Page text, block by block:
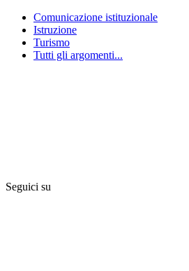
Comunicazione istituzionale
Istruzione
Turismo
Tutti gli argomenti...
Seguici su